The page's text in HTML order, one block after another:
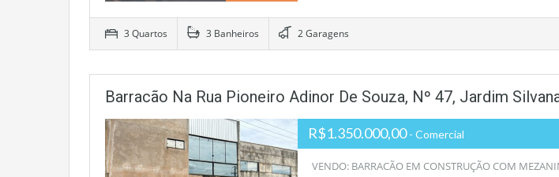
3 Quartos 3 Banheiros 2 Garagens
Barracão Na Rua Pioneiro Adinor De Souza, Nº 47, Jardim
R$1.350.000,00- Comercial
VENDO: BARRACÃO EM CONSTRUÇÃO COM